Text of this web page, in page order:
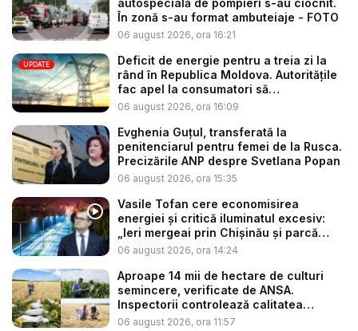
În zonă s-au format ambuteiaje - FOTO
06 august 2026, ora 16:21
UPDATE
Deficit de energie pentru a treia zi la
rând în Republica Moldova. Autoritățile
fac apel la consumatori să
economisea...
06 august 2026, ora 16:09
Evghenia Guțul, transferată la
penitenciarul pentru femei de la Rusca.
Precizările ANP despre Svetlana Popan
06 august 2026, ora 15:35
Vasile Tofan cere economisirea
energiei și critică iluminatul excesiv:
„Ieri mergeai prin Chișinău și parcă
era...
06 august 2026, ora 14:24
Aproape 14 mii de hectare de culturi
semincere, verificate de ANSA.
Inspectorii controlează calitatea
semin...
06 august 2026, ora 11:57